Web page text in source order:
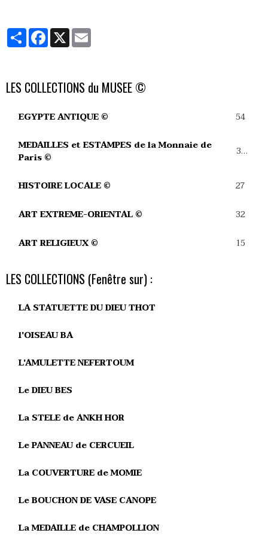
PartagerFacebook
X
LES COLLECTIONS du MUSEE ©
EGYPTE ANTIQUE © 54
MEDAILLES et ESTAMPES de la Monnaie de
Paris ©
39
HISTOIRE LOCALE © 27
ART EXTREME-ORIENTAL © 32
ART RELIGIEUX © 15
LES COLLECTIONS (Fenêtre sur) :
LA STATUETTE DU DIEU THOT
l'OISEAU BA
L'AMULETTE NEFERTOUM
Le DIEU BES
La STELE de ANKH HOR
Le PANNEAU de CERCUEIL
La COUVERTURE de MOMIE
Le BOUCHON DE VASE CANOPE
La MEDAILLE de CHAMPOLLION